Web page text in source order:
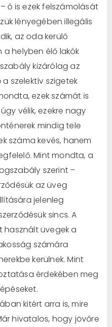
ő is ezek felszámolását
lényegében illegális
az oda kerülő
helyben élő lakók
kizárólag az
szelektív szigetek
ezek számát is
vélik, ezekre nagy
mindig tele
száma kevés, hanem
Mint mondta, a
szerint –
az üveg
jelenleg
sincs. A
üvegek a
számára
kerülnek. Mint
érdekében meg
kitért arra is, mire
hivatalos, hogy jövőre